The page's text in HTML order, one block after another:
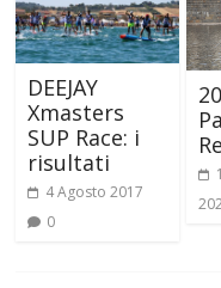
DEEJAY
Xmasters
SUP Race: i
risultati
4 Agosto 2017
0